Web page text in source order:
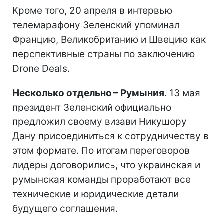
Кроме того, 20 апреля в интервью
телемарафону Зеленский упоминал
Францию, Великобританию и Швецию как
перспективные страны по заключению
Drone Deals.
Несколько отдельно – Румыния. 13 мая
президент Зеленский официально
предложил своему визави Никушору
Дану присоединиться к сотрудничеству в
этом формате. По итогам переговоров
лидеры договорились, что украинская и
румынская команды проработают все
технические и юридические детали
будущего соглашения.